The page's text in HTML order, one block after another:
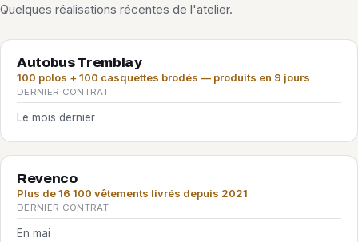
Quelques réalisations récentes de l'atelier.
Autobus Tremblay
100 polos + 100 casquettes brodés — produits en 9 jours
DERNIER CONTRAT
Le mois dernier
Revenco
Plus de 16 100 vêtements livrés depuis 2021
DERNIER CONTRAT
En mai